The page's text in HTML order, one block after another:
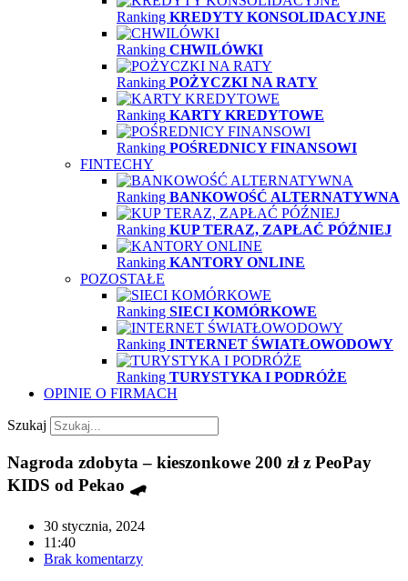
Ranking KREDYTY KONSOLIDACYJNE
Ranking CHWILÓWKI
Ranking POŻYCZKI NA RATY
Ranking KARTY KREDYTOWE
Ranking POŚREDNICY FINANSOWI
FINTECHY
Ranking BANKOWOŚĆ ALTERNATYWNA
Ranking KUP TERAZ, ZAPŁAĆ PÓŹNIEJ
Ranking KANTORY ONLINE
POZOSTAŁE
Ranking SIECI KOMÓRKOWE
Ranking INTERNET ŚWIATŁOWODOWY
Ranking TURYSTYKA I PODRÓŻE
OPINIE O FIRMACH
Szukaj
Nagroda zdobyta – kieszonkowe 200 zł z PeoPay
KIDS od Pekao 🛹
30 stycznia, 2024
11:40
Brak komentarzy